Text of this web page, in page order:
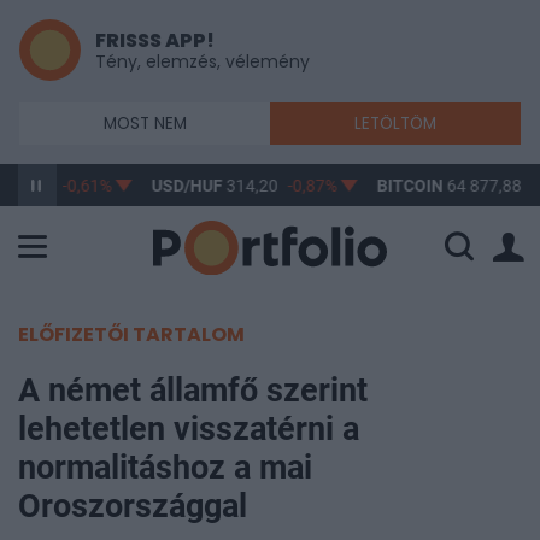
FRISSS APP!
Tény, elemzés, vélemény
MOST NEM LETÖLTÖM
-0,61% USD/HUF314,20 -0,87% BITCOIN64 877,88
ELŐFIZETŐI TARTALOM
A német államfő szerint
lehetetlen visszatérni a
normalitáshoz a mai
Oroszországgal